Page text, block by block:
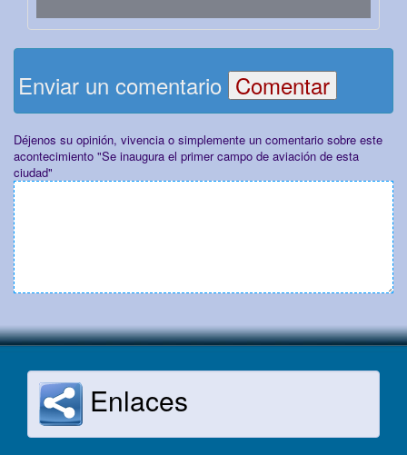
Enviar un comentario
Déjenos su opinión, vivencia o simplemente un comentario sobre este
acontecimiento "Se inaugura el primer campo de aviación de esta
ciudad"
Enlaces